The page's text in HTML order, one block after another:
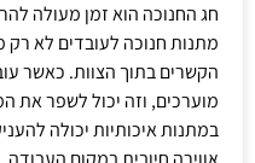
חג החנוכה הוא זמן מעולה
מתנות חנוכה לעובדים לא
הקשרים בתוך הצוות. כאשר
מוערכים, וזה יכול לשפר את
במתנות איכותיות יכולה